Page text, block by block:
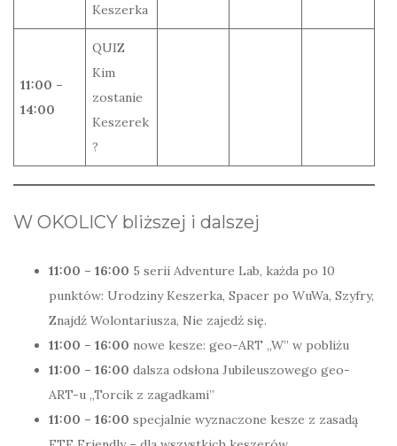
Keszerka
11:00 –
14:00
QUIZ
Kim
zostanie
Keszerek
?
W OKOLICY bliższej i dalszej
11:00 – 16:00 5 serii Adventure Lab, każda po 10
punktów: Urodziny Keszerka, Spacer po WuWa, Szyfry,
Znajdź Wolontariusza, Nie zajedź się.
11:00 – 16:00 nowe kesze: geo-ART „W” w pobliżu
11:00 – 16:00 dalsza odsłona Jubileuszowego geo-
ART-u „Torcik z zagadkami”
11:00 – 16:00 specjalnie wyznaczone kesze z zasadą